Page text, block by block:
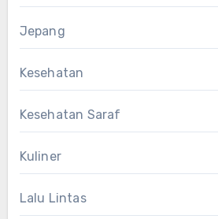
Jepang
Kesehatan
Kesehatan Saraf
Kuliner
Lalu Lintas